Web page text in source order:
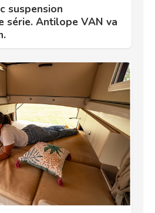
suspension
série. Antilope VAN va